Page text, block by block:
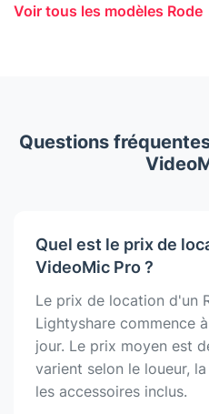
Voir tous les modèles Rode
Questions
Quel est le prix de
VideoMic Pro ?
Le prix de location d'un
Lightyshare commence
jour. Le prix moyen est
varient selon le loueur,
les accessoires inclus.